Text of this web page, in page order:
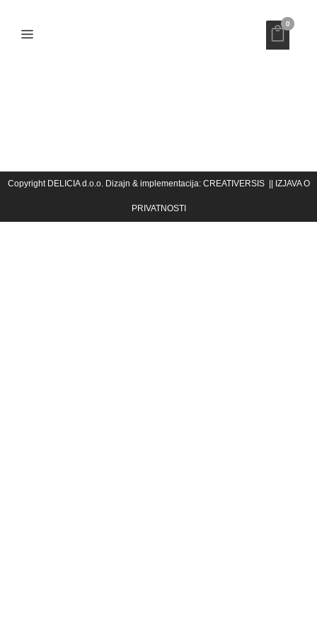
0
UMRI MUŠKI
Copyright DELICIA d.o.o. Dizajn & implementacija: CREATIVERSIS|| IZJAVA O
PRIVATNOSTI